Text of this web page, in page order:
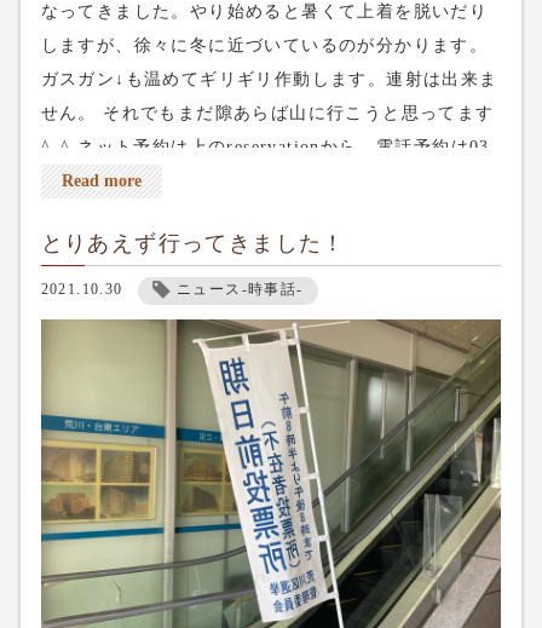
なってきました。やり始めると暑くて上着を脱いだり
しますが、徐々に冬に近づいているのが分かります。
ガスガン↓も温めてギリギリ作動します。連射は出来ま
せん。 それでもまだ隙あらば山に行こうと思ってます
^_^ ネット予約は上のreservationから、電話予約は03-
5284-8672、よろしくお願いします。
Read more
とりあえず行ってきました！
2021.10.30 ニュース-時事話-